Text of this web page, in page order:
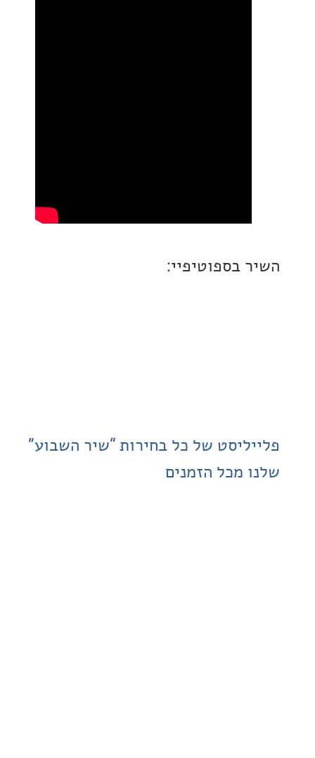
בספוטיפיי:
של כל בחירות “שיר השבוע”
מכל הזמנים